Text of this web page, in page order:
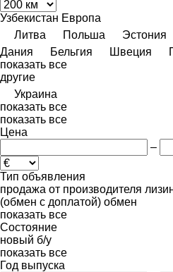
Узбекистан Европа
Литва
Польша Эстония
Дания
Бельгия Швеция
показать все
другие
Украина
показать все
показать все
Цена
–
Тип объявления
продажа от производителя
(обмен с доплатой) обмен
показать все
Состояние
новый б/у
показать все
Год выпуска